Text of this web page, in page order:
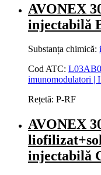
AVONEX
injectabilă
Substanța chimică:
Cod ATC:
imunomodulatori |
Rețetă: P-RF
AVONEX
injectabilă